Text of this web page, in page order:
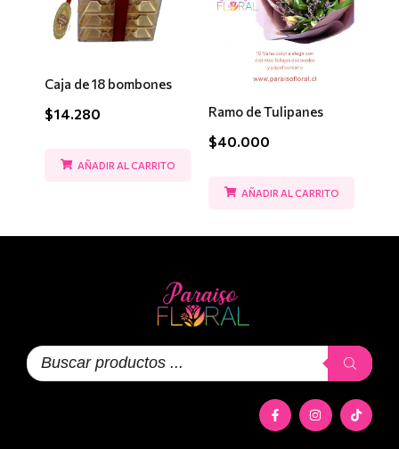
Caja de 18 bombones
$14.280
AÑADIR AL CARRITO
Ramo de Tulipanes
$40.000
AÑADIR AL CARRITO
Búsqueda
de
F
a
c
I
n
s
T
i
k